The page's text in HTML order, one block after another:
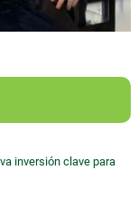
inversión clave para